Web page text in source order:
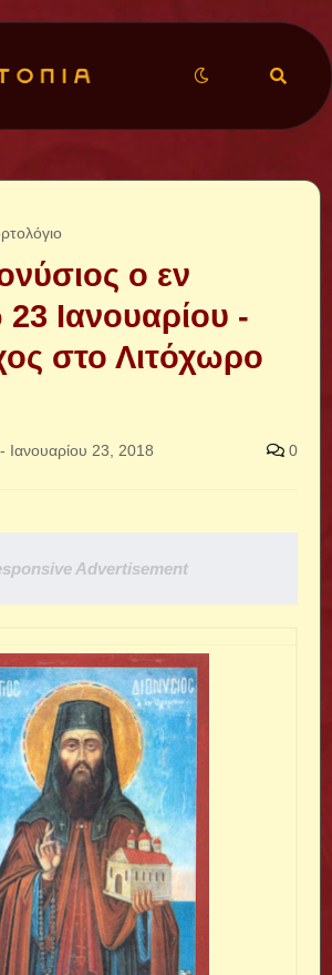
ο εν
Ιανουαρίου -
στο Λιτόχωρο
- Ιανουαρίου 23, 2018 0
Advertisement